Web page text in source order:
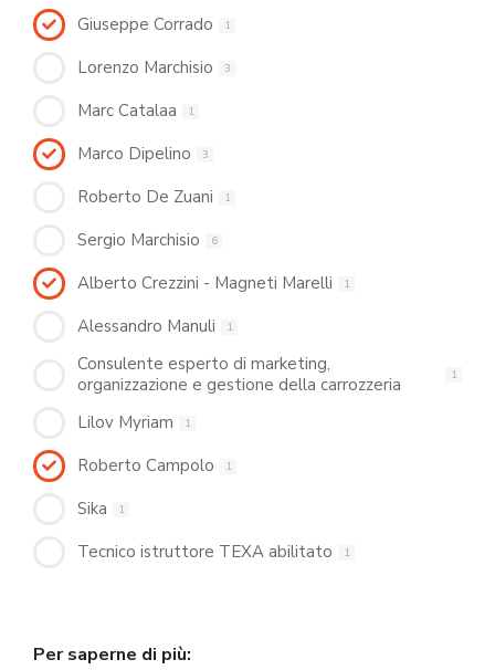
Giuseppe Corrado 1
Lorenzo Marchisio 3
Marc Catalaa 1
Marco Dipelino 3
Roberto De Zuani 1
Sergio Marchisio 6
Alberto Crezzini - Magneti Marelli 1
Alessandro Manuli 1
Consulente esperto di marketing,
organizzazione e gestione della carrozzeria
1
Lilov Myriam 1
Roberto Campolo 1
Sika 1
Tecnico istruttore TEXA abilitato 1
Per saperne di più: